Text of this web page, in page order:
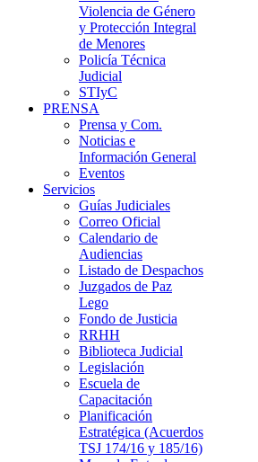
Violencia de Género
y Protección Integral
de Menores
Policía Técnica
Judicial
STIyC
PRENSA
Prensa y Com.
Noticias e
Información General
Eventos
Servicios
Guías Judiciales
Correo Oficial
Calendario de
Audiencias
Listado de Despachos
Juzgados de Paz
Lego
Fondo de Justicia
RRHH
Biblioteca Judicial
Legislación
Escuela de
Capacitación
Planificación
Estratégica (Acuerdos
TSJ 174/16 y 185/16)